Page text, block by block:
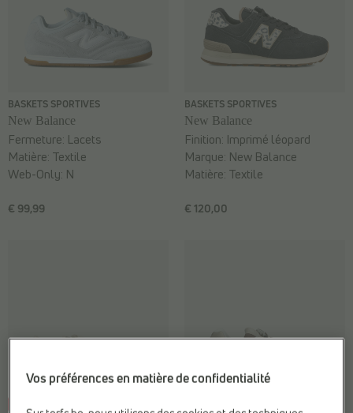
BASKETS SPORTIVES
New Balance
€ 99,99
Fermeture: Lacets
Matière: Textile
Web-Only: N
BASKETS SPORTIVES
New Balance
€ 120,00
Finition: Imprimé léopard
Marque: New Balance
Matière: Textile
Vos préférences en matière de confidentialité